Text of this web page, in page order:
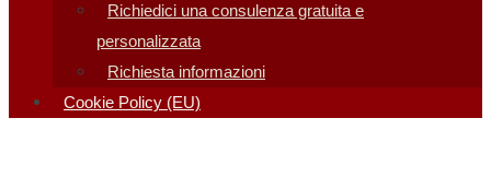
Richiedici una consulenza gratuita e
personalizzata
Richiesta informazioni
Cookie Policy (EU)